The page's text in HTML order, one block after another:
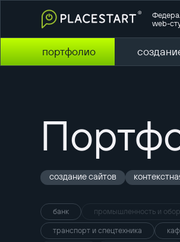
web-
портфолио
создание сайтов
банк промышленность и
транспорт и спецтехника